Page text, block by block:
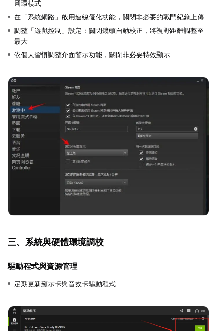
圓環模式
在「系統網路」啟用連線優化功能，關閉非必要的戰鬥紀錄上傳
調整「遊戲控制」設定：關閉鏡頭自動校正，將視野距離調整至
最大
依個人習慣調整介面警示功能，關閉非必要特效顯示
三、系統與硬體環境調校
驅動程式與資源管理
定期更新顯示卡與音效卡驅動程式